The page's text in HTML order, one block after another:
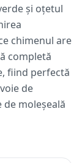
și oțetul
chimenul are
completă
fiind perfectă
de
de moleșeală